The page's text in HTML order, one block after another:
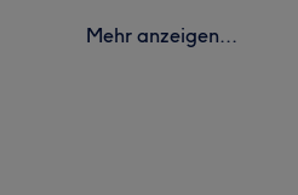
Mehr anzeigen...